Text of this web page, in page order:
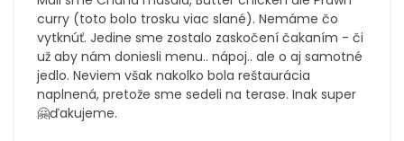
curry (toto bolo trosku viac slané). Nemáme čo
vytknúť. Jedine sme zostalo zaskočení čakaním - či
už aby nám doniesli menu.. nápoj.. ale o aj samotné
jedlo. Neviem však nakolko bola reštaurácia
naplnená, pretože sme sedeli na terase. Inak super
🤗ďakujeme.